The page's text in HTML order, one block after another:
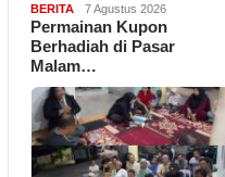
BERITA 7 Agustus 2026
Permainan Kupon
Berhadiah di Pasar
Malam…